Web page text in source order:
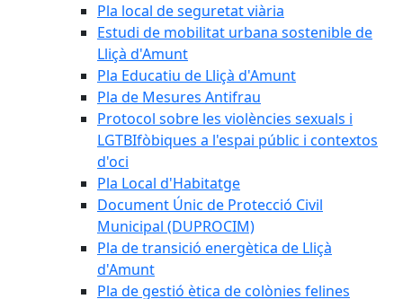
Pla local de seguretat viària
Estudi de mobilitat urbana sostenible de
Lliçà d'Amunt
Pla Educatiu de Lliçà d'Amunt
Pla de Mesures Antifrau
Protocol sobre les violències sexuals i
LGTBIfòbiques a l'espai públic i contextos
d'oci
Pla Local d'Habitatge
Document Únic de Protecció Civil
Municipal (DUPROCIM)
Pla de transició energètica de Lliçà
d'Amunt
Pla de gestió ètica de colònies felines